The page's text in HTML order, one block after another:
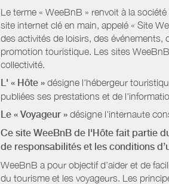
Le terme « WeeBnB » renvoit à la
site internet clé en main, appelé « Site
des activités de loisirs, des événements,
promotion touristique. Les sites
collectivité.
L' « Hôte » désigne l'hébergeur
publiées ses prestations et de
Le « Voyageur » désigne l'internaute
Ce site WeeBnB de l'Hôte fait partie
de responsabilités et les conditions
WeeBnB a pour objectif d’aider et de
du tourisme et les voyageurs. Les